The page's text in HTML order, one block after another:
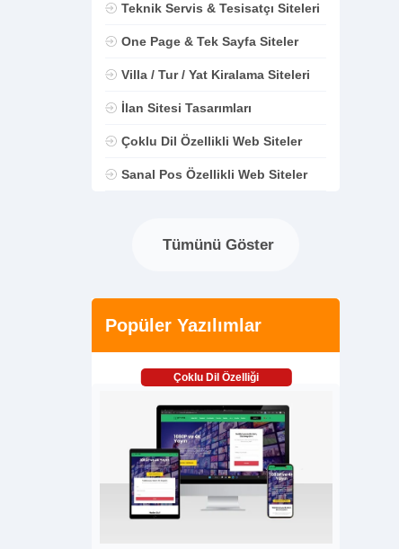
Teknik Servis & Tesisatçı Siteleri
One Page & Tek Sayfa Siteler
Villa / Tur / Yat Kiralama Siteleri
İlan Sitesi Tasarımları
Çoklu Dil Özellikli Web Siteler
Sanal Pos Özellikli Web Siteler
Tümünü Göster
Popüler Yazılımlar
Çoklu Dil Özelliği